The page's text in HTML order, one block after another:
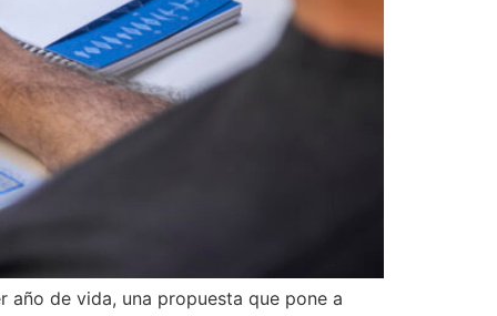
de vida, una propuesta que pone a